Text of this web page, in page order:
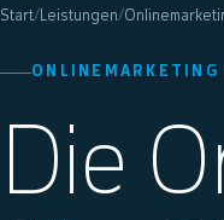
Start/ Leistungen/
ONLINEMARKETING
Die